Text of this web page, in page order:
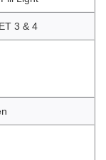
3 & 4